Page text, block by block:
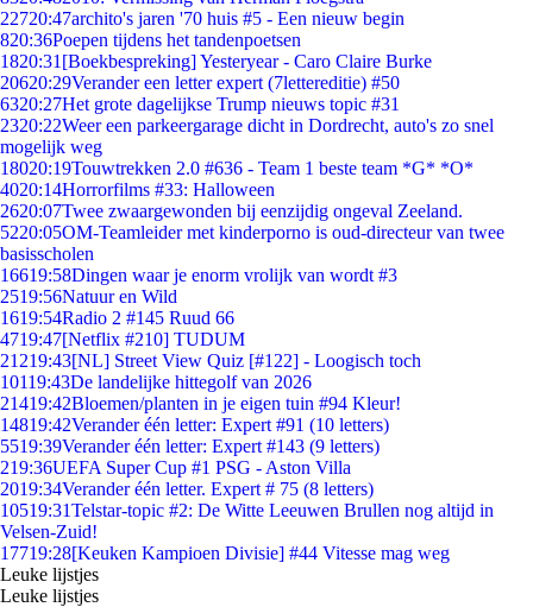
22720:47archito's jaren '70 huis #5 - Een nieuw begin
820:36Poepen tijdens het tandenpoetsen
1820:31 [Boekbespreking] Yesteryear - Caro Claire Burke
20620:29Verander een letter expert (7lettereditie) #50
6320:27Het grote dagelijkse Trump nieuws topic #31
2320:22Weer een parkeergarage dicht in Dordrecht, auto's zo snel
mogelijk weg
18020:19Touwtrekken 2.0 #636 - Team 1 beste team *G* *O*
4020:14Horrorfilms #33: Halloween
2620:07Twee zwaargewonden bij eenzijdig ongeval Zeeland.
5220:05OM-Teamleider met kinderporno is oud-directeur van twee
basisscholen
16619:58Dingen waar je enorm vrolijk van wordt #3
2519:56Natuur en Wild
1619:54Radio 2 #145 Ruud 66
4719:47[Netflix #210] TUDUM
21219:43[NL] Street View Quiz [#122] - Loogisch toch
10119:43De landelijke hittegolf van 2026
21419:42Bloemen/planten in je eigen tuin #94 Kleur!
14819:42Verander één letter: Expert #91 (10 letters)
5519:39Verander één letter: Expert #143 (9 letters)
219:36UEFA Super Cup #1 PSG - Aston Villa
2019:34Verander één letter. Expert # 75 (8 letters)
10519:31Telstar-topic #2: De Witte Leeuwen Brullen nog altijd in
Velsen-Zuid!
17719:28[Keuken Kampioen Divisie] #44 Vitesse mag weg
Leuke lijstjes
Leuke lijstjes